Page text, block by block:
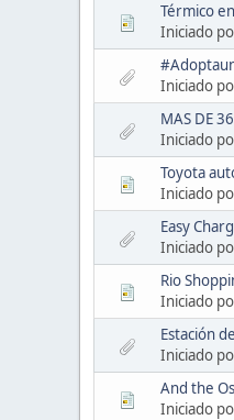
Térmico
Iniciado
Iniciado
MAS DE
Iniciado
Toyota
Iniciado
Easy
Iniciado
Rio
Iniciado
Estación
Iniciado
And the
Iniciado